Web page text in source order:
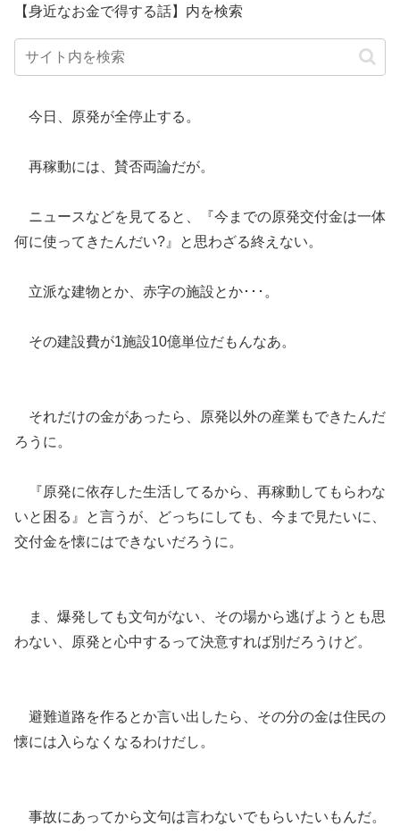
【身近なお金で得する話】内を検索
今日、原発が全停止する。
再稼動には、賛否両論だが。
ニュースなどを見てると、『今までの原発交付金は一体
何に使ってきたんだい?』と思わざる終えない。
立派な建物とか、赤字の施設とか･･･。
その建設費が1施設10億単位だもんなあ。
それだけの金があったら、原発以外の産業もできたんだ
ろうに。
『原発に依存した生活してるから、再稼動してもらわな
いと困る』と言うが、どっちにしても、今まで見たいに、
交付金を懐にはできないだろうに。
ま、爆発しても文句がない、その場から逃げようとも思
わない、原発と心中するって決意すれば別だろうけど。
避難道路を作るとか言い出したら、その分の金は住民の
懐には入らなくなるわけだし。
事故にあってから文句は言わないでもらいたいもんだ。